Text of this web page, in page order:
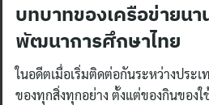
บทบาทของเครือข่ายน
พัฒนาการศึกษาไทย
ในอดีตเมื่อเริ่มติดต่อกันระหว่างประ
ของทุกสิ่งทุกอย่าง ตั้งแต่ของกินของ